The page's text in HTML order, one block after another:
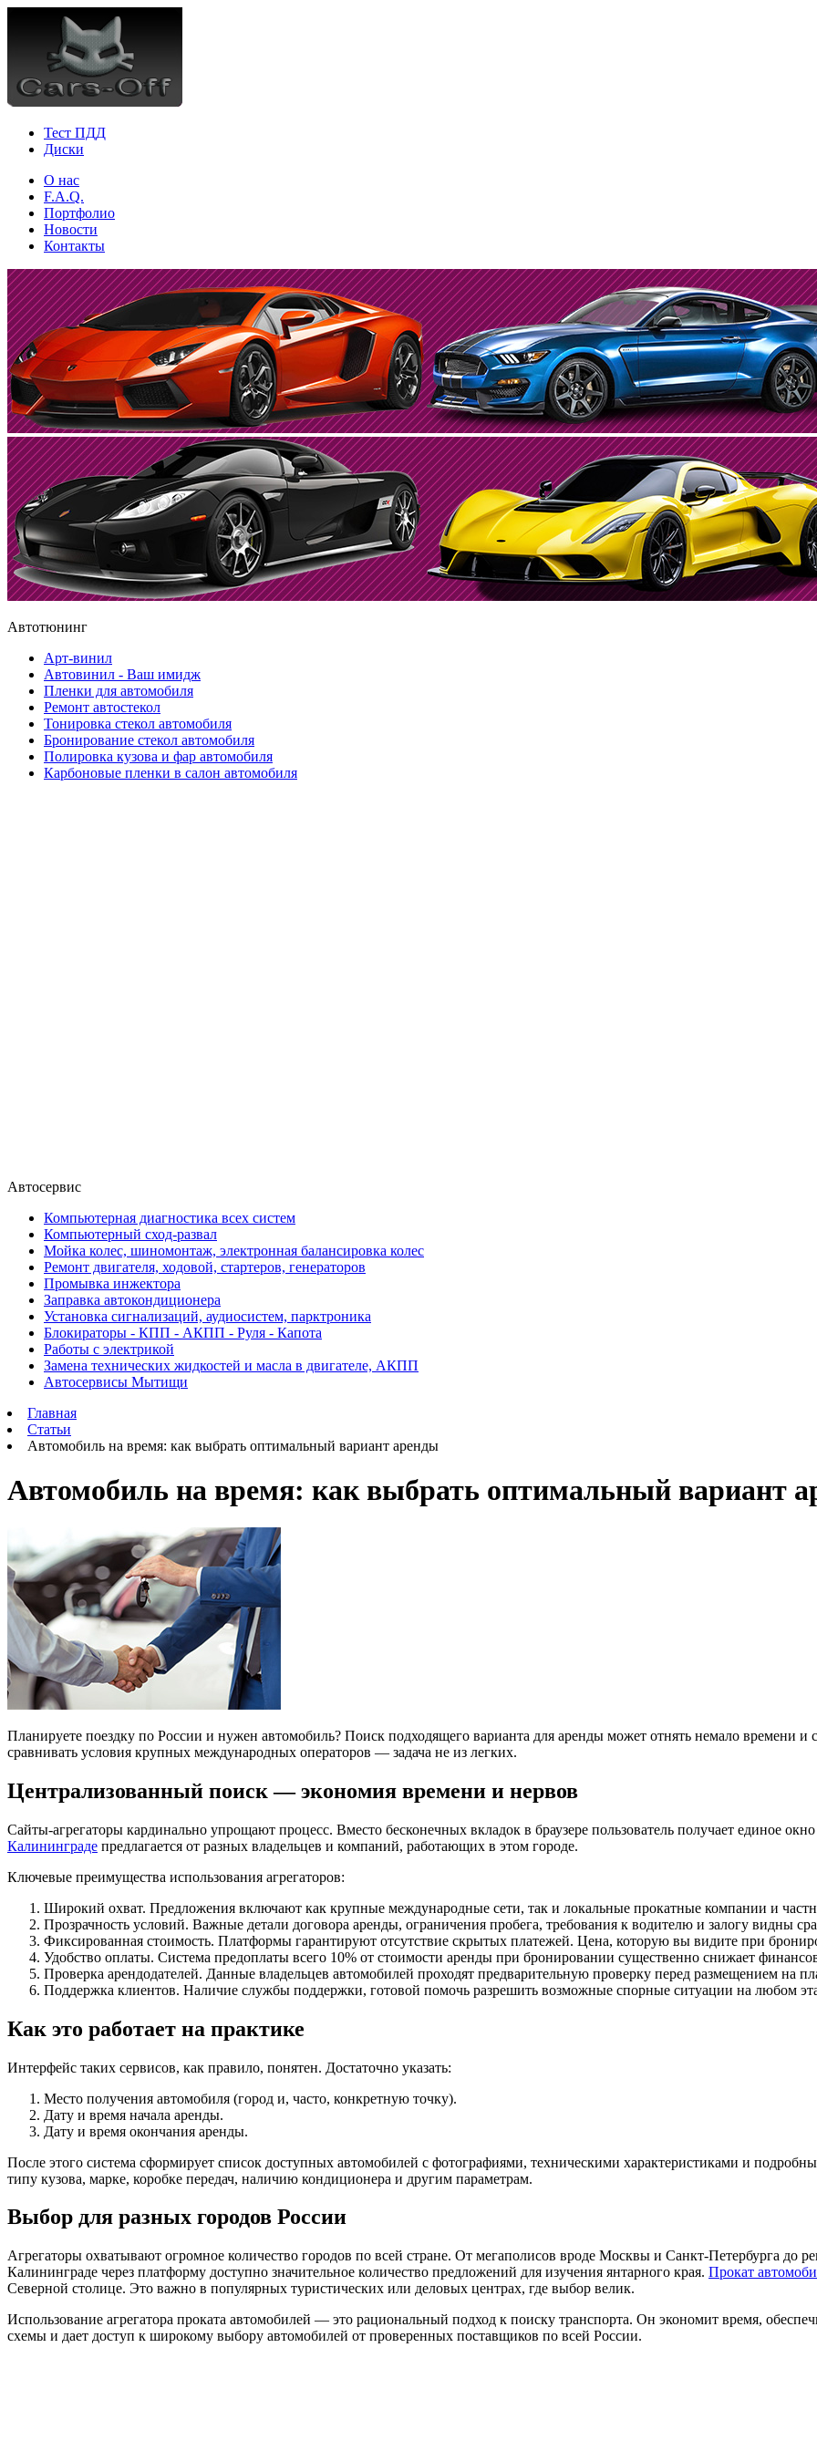
Тест ПДД
Диски
О нас
F.A.Q.
Портфолио
Новости
Контакты
Автотюнинг
Арт-винил
Автовинил - Ваш имидж
Пленки для автомобиля
Ремонт автостекол
Тонировка стекол автомобиля
Бронирование стекол автомобиля
Полировка кузова и фар автомобиля
Карбоновые пленки в салон автомобиля
Автосервис
Компьютерная диагностика всех систем
Компьютерный сход-развал
Мойка колес, шиномонтаж, электронная балансировка колес
Ремонт двигателя, ходовой, стартеров, генераторов
Промывка инжектора
Заправка автокондиционера
Установка сигнализаций, аудиосистем, парктроника
Блокираторы - КПП - АКПП - Руля - Капота
Работы с электрикой
Замена технических жидкостей и масла в двигателе, АКПП
Автосервисы Мытищи
Главная
Статьи
Автомобиль на время: как выбрать оптимальный вариант аренды
Автомобиль на время: как выбрать оптимальный вариант
Планируете поездку по России и нужен автомобиль? Поиск подходящего варианта для аренды может отнять немало времени и
сравнивать условия крупных международных операторов — задача не из легких.
Централизованный поиск — экономия времени и нервов
Сайты-агрегаторы кардинально упрощают процесс. Вместо бесконечных вкладок в браузере пользователь получает единое
Калининграде предлагается от разных владельцев и компаний, работающих в этом городе.
Ключевые преимущества использования агрегаторов:
Широкий охват. Предложения включают как крупные международные сети, так и локальные прокатные компании и
Прозрачность условий. Важные детали договора аренды, ограничения пробега, требования к водителю и залогу видны
Фиксированная стоимость. Платформы гарантируют отсутствие скрытых платежей. Цена, которую вы видите при
Удобство оплаты. Система предоплаты всего 10% от стоимости аренды при бронировании существенно снижает
Проверка арендодателей. Данные владельцев автомобилей проходят предварительную проверку перед размещением на
Поддержка клиентов. Наличие службы поддержки, готовой помочь разрешить возможные спорные ситуации на любом
Как это работает на практике
Интерфейс таких сервисов, как правило, понятен. Достаточно указать:
Место получения автомобиля (город и, часто, конкретную точку).
Дату и время начала аренды.
Дату и время окончания аренды.
После этого система сформирует список доступных автомобилей с фотографиями, техническими характеристиками и
типу кузова, марке, коробке передач, наличию кондиционера и другим параметрам.
Выбор для разных городов России
Агрегаторы охватывают огромное количество городов по всей стране. От мегаполисов вроде Москвы и Санкт-Петербурга до
Калининграде через платформу доступно значительное количество предложений для изучения янтарного края. Прокат
Северной столице. Это важно в популярных туристических или деловых центрах, где выбор велик.
Использование агрегатора проката автомобилей — это рациональный подход к поиску транспорта. Он экономит время,
схемы и дает доступ к широкому выбору автомобилей от проверенных поставщиков по всей России.